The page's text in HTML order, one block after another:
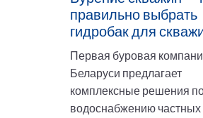
правильно выбрать
гидробак для
Первая буровая
Беларуси предлагает
комплексные решения
водоснабжению частных